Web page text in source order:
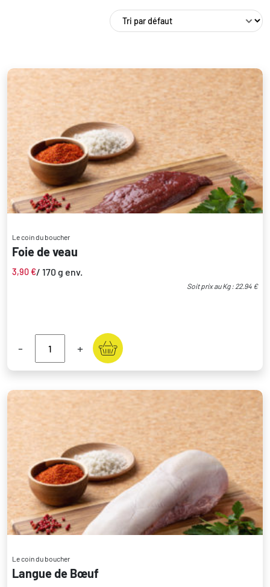
Le coin du boucher
Foie de veau
3,90 €/ 170 g env.
Soit prix au Kg : 22.94 €
- +
Le coin du boucher
Langue de Bœuf